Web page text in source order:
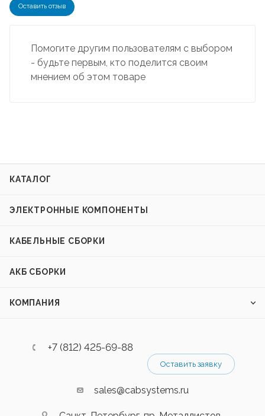
Оставить отзыв
Помогите другим пользователям с выбором
- будьте первым, кто поделится своим
мнением об этом товаре
КАТАЛОГ
ЭЛЕКТРОННЫЕ КОМПОНЕНТЫ
КАБЕЛЬНЫЕ СБОРКИ
АКБ СБОРКИ
КОМПАНИЯ
+7 (812) 425-69-88
Оставить заявку
sales@cabsystems.ru